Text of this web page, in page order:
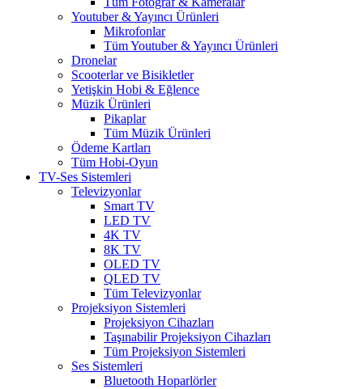
Youtuber & Yayıncı Ürünleri
Mikrofonlar
Tüm Youtuber & Yayıncı Ürünleri
Dronelar
Scooterlar ve Bisikletler
Yetişkin Hobi & Eğlence
Müzik Ürünleri
Pikaplar
Tüm Müzik Ürünleri
Ödeme Kartları
Tüm Hobi-Oyun
TV-Ses Sistemleri
Televizyonlar
Smart TV
LED TV
4K TV
8K TV
OLED TV
QLED TV
Tüm Televizyonlar
Projeksiyon Sistemleri
Projeksiyon Cihazları
Taşınabilir Projeksiyon Cihazları
Tüm Projeksiyon Sistemleri
Ses Sistemleri
Bluetooth Hoparlörler